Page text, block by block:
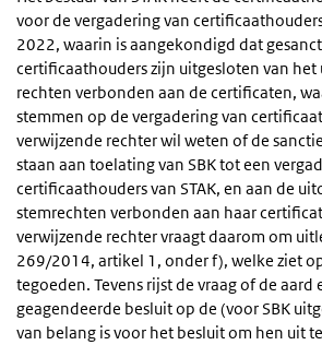
voor de vergadering van
2022, waarin is aangekondigd dat
certificaathouders zijn uitgesloten van
rechten verbonden aan de certificaten,
stemmen op de vergadering van
verwijzende rechter wil weten of de
staan aan toelating van SBK tot een
certificaathouders van STAK, en aan de
stemrechten verbonden aan haar
verwijzende rechter vraagt daarom om
269/2014, artikel 1, onder f), welke ziet
tegoeden. Tevens rijst de vraag of de
geagendeerde besluit op de (voor SBK
van belang is voor het besluit om hen uit